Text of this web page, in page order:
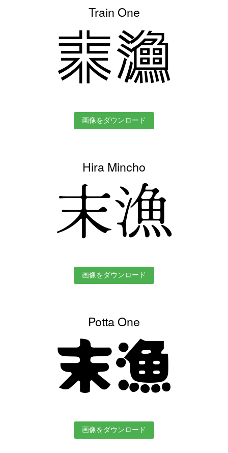
Train One
末漁
画像をダウンロード
Hira Mincho
末漁
画像をダウンロード
Potta One
末漁
画像をダウンロード